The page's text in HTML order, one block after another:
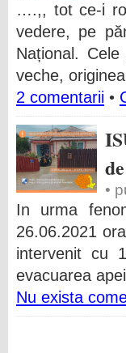
….,, tot ce-i
vedere, pe
Național.
veche,
2 comentarii •
•
In urma
26.06.2021
intervenit cu
evacuarea
Nu exista